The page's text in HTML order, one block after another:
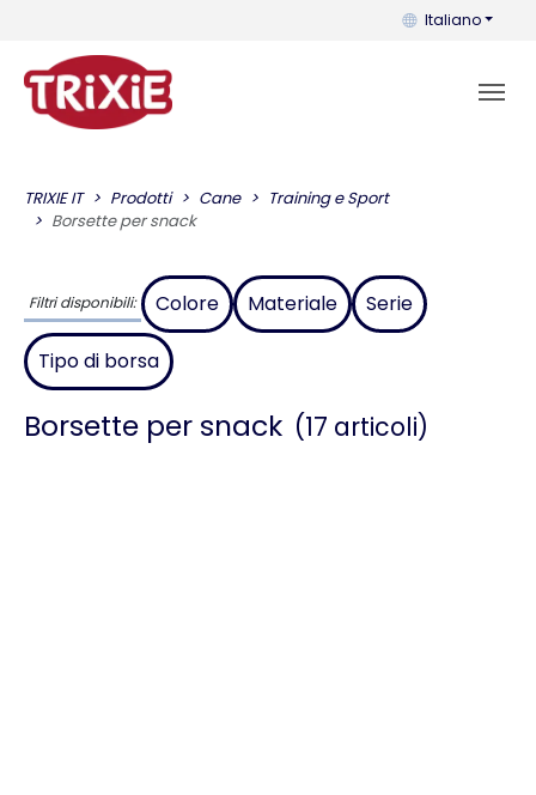
Puoi cambiare
Italiano
TRIXIE IT Prodotti Cane
Training e Sport
Borsette per snack
Filtri disponibili: Colore Materiale Serie
Tipo di borsa
Borsette per snack (17 articoli)